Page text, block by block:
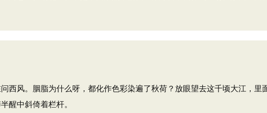
西风。胭脂为什么呀，都化作色彩染遍了秋荷？放眼望去这千顷大江，里
醒中斜倚着栏杆。